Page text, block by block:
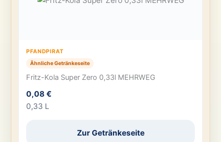
PFANDPIRAT
Ähnliche Getränkeseite
Fritz-Kola Super Zero 0,33l MEHRWEG
0,08 €
0,33 L
Zur Getränkeseite